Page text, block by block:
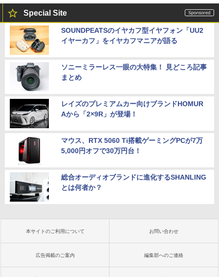
Special Site
SOUNDPEATSのイヤカフ型イヤフォン「UU2
イヤーカフ」をイヤカフマニアが語る
ソニーミラーレス一眼の大特集！ 見どころ記事
まとめ
レイズのプレミアムカー向けブランドHOMUR
Aから「2×9R」が登場！
マウス、RTX 5060 Ti搭載ゲーミングPCが7万
5,000円オフで30万円台！
総合オーディオブランドに進化するSHANLING
とは何者か？
本サイトのご利用について お問い合わせ
広告掲載のご案内 編集部へのご連絡